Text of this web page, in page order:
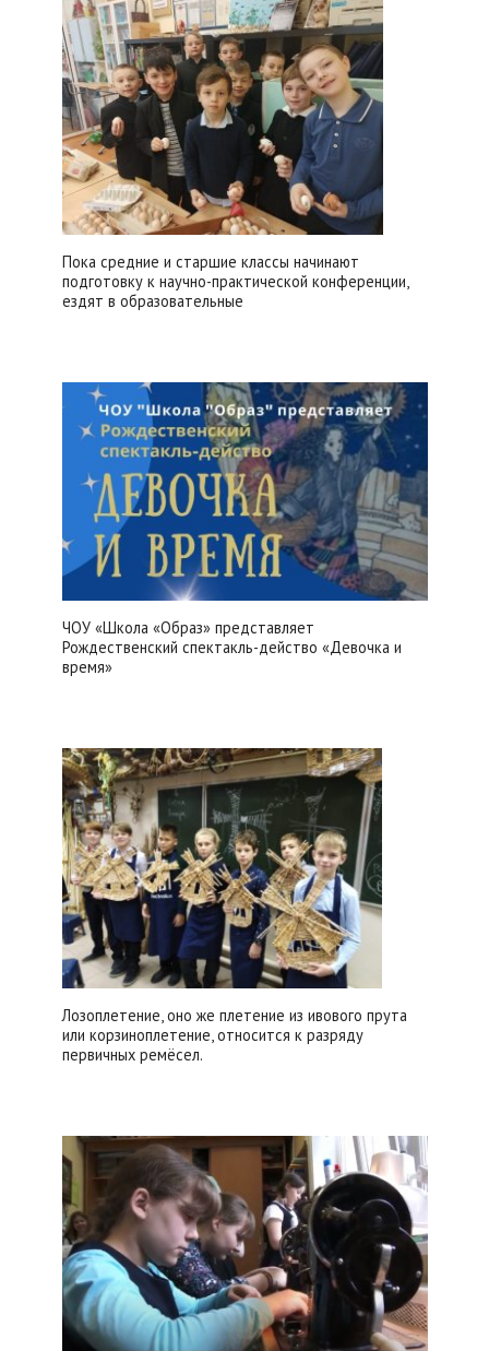
Пока средние и старшие классы начинают
подготовку к научно-практической конференции,
ездят в образовательные
ЧОУ «Школа «Образ» представляет
Рождественский спектакль-действо «Девочка и
время»
Лозоплетение, оно же плетение из ивового прута
или корзиноплетение, относится к разряду
первичных ремёсел.